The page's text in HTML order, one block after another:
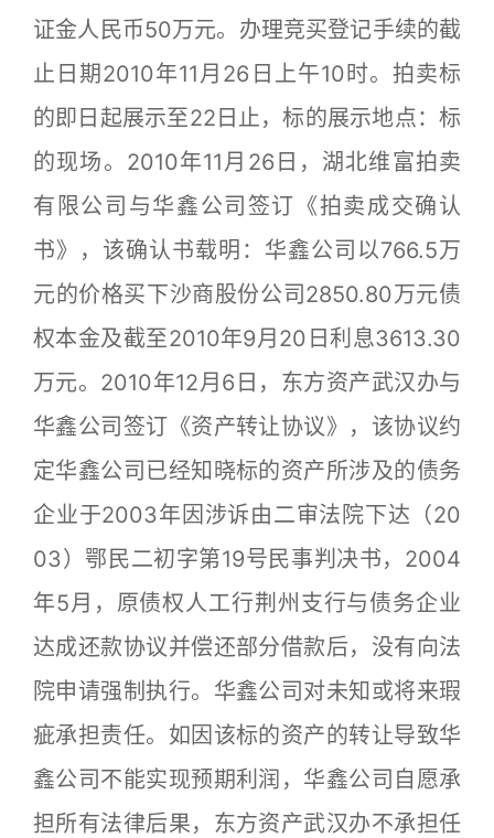
证金人民币50万元。办理竞买登记手续的截
止日期2010年11月26日上午10时。拍卖标
的即日起展示至22日止，标的展示地点：标
的现场。2010年11月26日，湖北维富拍卖
有限公司与华鑫公司签订《拍卖成交确认
书》，该确认书载明：华鑫公司以766.5万
元的价格买下沙商股份公司2850.80万元债
权本金及截至2010年9月20日利息3613.30
万元。2010年12月6日，东方资产武汉办与
华鑫公司签订《资产转让协议》，该协议约
定华鑫公司已经知晓标的资产所涉及的债务
企业于2003年因涉诉由二审法院下达（20
03）鄂民二初字第19号民事判决书，2004
年5月，原债权人工行荆州支行与债务企业
达成还款协议并偿还部分借款后，没有向法
院申请强制执行。华鑫公司对未知或将来瑕
疵承担责任。如因该标的资产的转让导致华
鑫公司不能实现预期利润，华鑫公司自愿承
担所有法律后果，东方资产武汉办不承担任